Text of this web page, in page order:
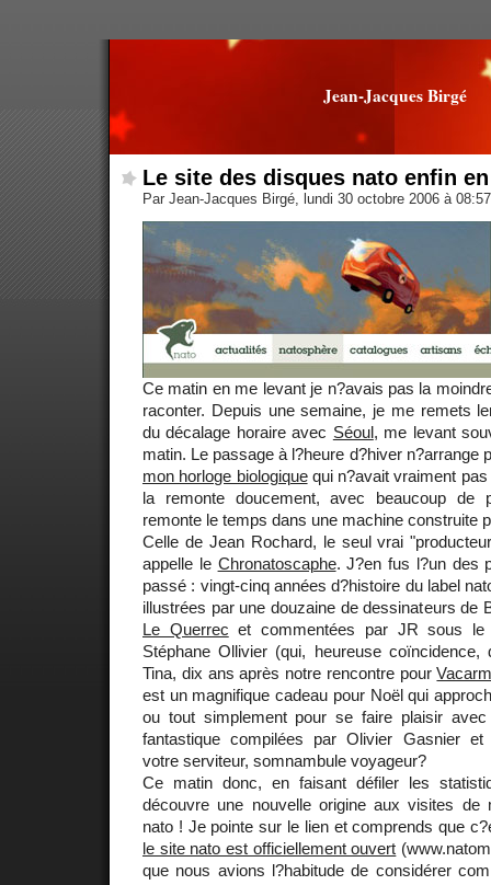
Jean-Jacques Birgé
Le site des disques nato enfin
Par Jean-Jacques Birgé, lundi 30 octobre 2006 à
Ce matin en me levant je n?avais pas la
raconter. Depuis une semaine, je me remets
du décalage horaire avec Séoul, me levant
matin. Le passage à l?heure d?hiver n?arrange
mon horloge biologiquequi n?avait vraiment
la remonte doucement, avec beaucoup de
remonte le temps dans une machine construite
Celle de Jean Rochard, le seul vrai
appelle le Chronatoscaphe. J?en fus l?un des
passé : vingt-cinq années d?histoire du label
illustrées par une douzaine de dessinateurs de
Le Querrec et commentées par JR sous
Stéphane Ollivier (qui, heureuse
Tina, dix ans après notre rencontre pour
est un magnifique cadeau pour Noël qui
ou tout simplement pour se faire plaisir
fantastique compilées par Olivier Gasnier et
votre serviteur, somnambule voyageur?
Ce matin donc, en faisant défiler les
découvre une nouvelle origine aux visites
nato ! Je pointe sur le lien et comprends que
le site nato est officiellement ouvert
que nous avions l?habitude de considérer